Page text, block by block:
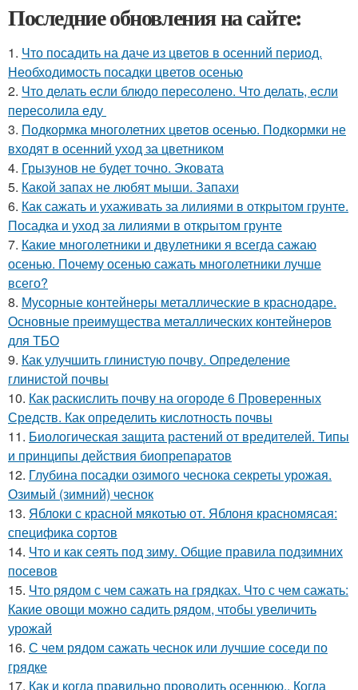
Последние обновления на сайте:
1. Что посадить на даче из цветов в осенний период.
Необходимость посадки цветов осенью
2. Что делать если блюдо пересолено. Что делать, если
пересолила еду
3. Подкормка многолетних цветов осенью. Подкормки не
входят в осенний уход за цветником
4. Грызунов не будет точно. Эковата
5. Какой запах не любят мыши. Запахи
6. Как сажать и ухаживать за лилиями в открытом грунте.
Посадка и уход за лилиями в открытом грунте
7. Какие многолетники и двулетники я всегда сажаю
осенью. Почему осенью сажать многолетники лучше
всего?
8. Мусорные контейнеры металлические в краснодаре.
Основные преимущества металлических контейнеров
для ТБО
9. Как улучшить глинистую почву. Определение
глинистой почвы
10. Как раскислить почву на огороде 6 Проверенных
Средств. Как определить кислотность почвы
11. Биологическая защита растений от вредителей. Типы
и принципы действия биопрепаратов
12. Глубина посадки озимого чеснока секреты урожая.
Озимый (зимний) чеснок
13. Яблоки с красной мякотью от. Яблоня красномясая:
специфика сортов
14. Что и как сеять под зиму. Общие правила подзимних
посевов
15. Что рядом с чем сажать на грядках. Что с чем сажать:
Какие овощи можно садить рядом, чтобы увеличить
урожай
16. С чем рядом сажать чеснок или лучшие соседи по
грядке
17. Как и когда правильно проводить осеннюю.. Когда